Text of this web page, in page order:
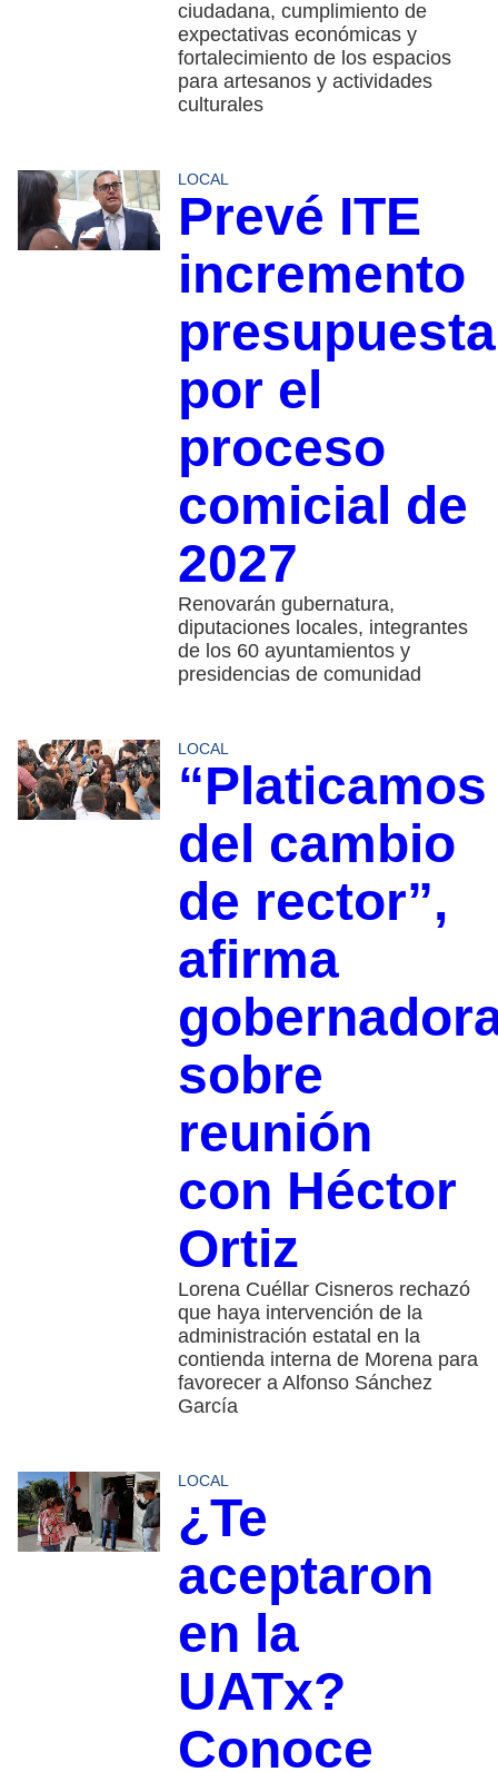
ciudadana, cumplimiento de
expectativas económicas y
fortalecimiento de los espacios
para artesanos y actividades
culturales
LOCAL
Prevé ITE
incremento
por el
proceso
comicial de
2027
Renovarán gubernatura,
diputaciones locales, integrantes
de los 60 ayuntamientos y
presidencias de comunidad
LOCAL
“Platicamos
del cambio
de rector”,
afirma
sobre
reunión
con Héctor
Ortiz
Lorena Cuéllar Cisneros rechazó
que haya intervención de la
administración estatal en la
contienda interna de Morena para
favorecer a Alfonso Sánchez
García
LOCAL
¿Te
aceptaron
en la
UATx?
Conoce